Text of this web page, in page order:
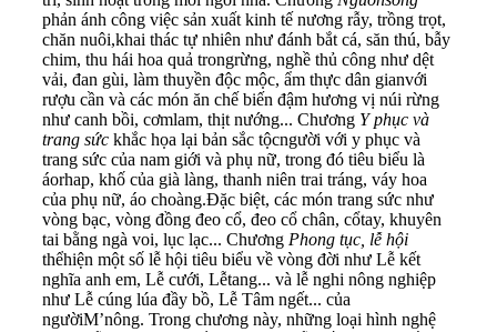
phản ánh công việc sản xuất kinh tế nương rẫy, trồng trọt,
chăn nuôi,khai thác tự nhiên như đánh bắt cá, săn thú, bẫy
chim, thu hái hoa quả trongrừng, nghề thủ công như dệt
vải, đan gùi, làm thuyền độc mộc, ẩm thực dân gianvới
rượu cần và các món ăn chế biến đậm hương vị núi rừng
như canh bồi, cơmlam, thịt nướng... Chương Y phục và
trang sức khắc họa lại bản sắc tộcngười với y phục và
trang sức của nam giới và phụ nữ, trong đó tiêu biểu là
áorhap, khố của già làng, thanh niên trai tráng, váy hoa
của phụ nữ, áo choàng.Đặc biệt, các món trang sức như
vòng bạc, vòng đồng đeo cổ, đeo cổ chân, cổtay, khuyên
tai bằng ngà voi, lục lạc... Chương Phong tục, lễ hội
thểhiện một số lễ hội tiêu biểu về vòng đời như Lễ kết
nghĩa anh em, Lễ cưới, Lễtang... và lễ nghi nông nghiệp
như Lễ cúng lúa đầy bồ, Lễ Tâm ngết... của
ngườiM’nông. Trong chương này, những loại hình nghệ